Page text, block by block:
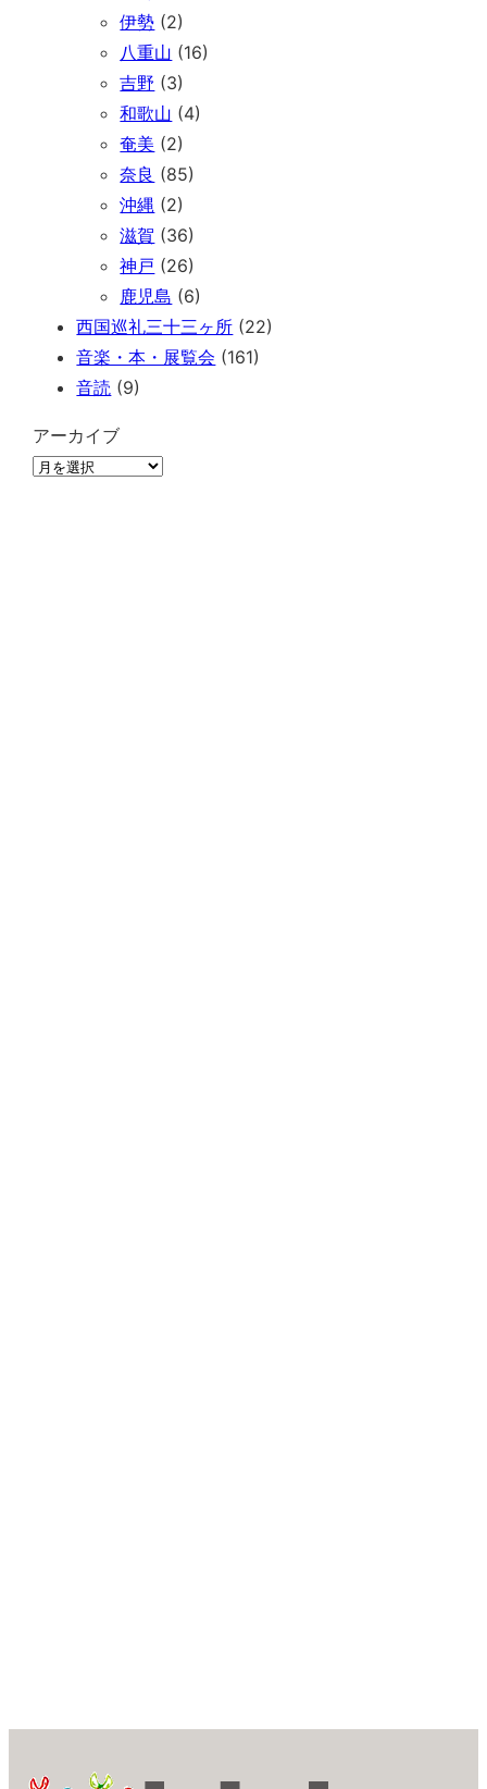
伊勢 (2)
八重山 (16)
吉野 (3)
和歌山 (4)
奄美 (2)
奈良 (85)
沖縄 (2)
滋賀 (36)
神戸 (26)
鹿児島 (6)
西国巡礼三十三ヶ所 (22)
音楽・本・展覧会 (161)
音読 (9)
アーカイブ